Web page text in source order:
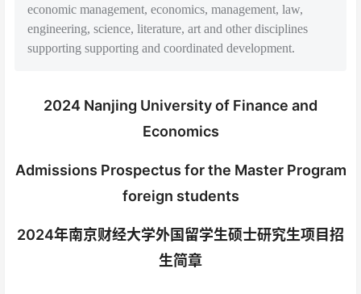
economic management, economics, management, law,
engineering, science, literature, art and other disciplines
supporting supporting and coordinated development.
2024 Nanjing University of Finance and
Economics
Admissions Prospectus for the Master Program
foreign students
2024年南京财经大学外国留学生硕士研究生项目招
生简章